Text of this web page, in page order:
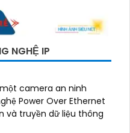
NGHỆ IP
một camera an ninh
Power Over Ethernet
và truyền dữ liệu thông